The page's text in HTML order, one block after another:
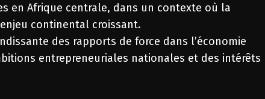
en Afrique centrale, dans un contexte où la
continental croissant.
des rapports de force dans l’économie
entrepreneuriales nationales et des intérêts